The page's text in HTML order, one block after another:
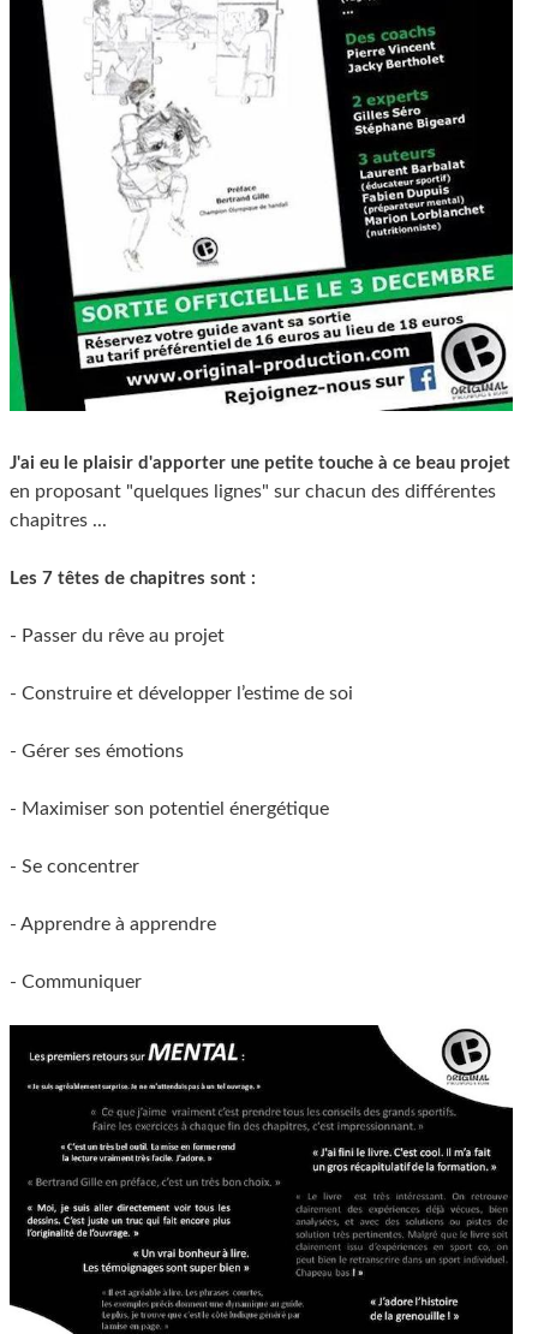
J'ai eu le plaisir d'apporter une petite touche à ce beau projet
en proposant "quelques lignes" sur chacun des différentes
chapitres ...
Les 7 têtes de chapitres sont :
- Passer du rêve au projet
- Construire et développer l’estime de soi
- Gérer ses émotions
- Maximiser son potentiel énergétique
- Se concentrer
- Apprendre à apprendre
- Communiquer